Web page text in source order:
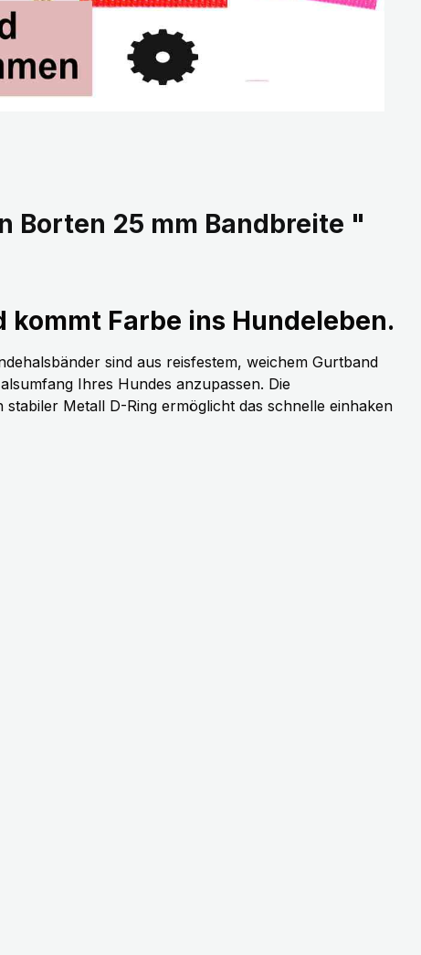
Borten 25 mm Bandbreite "
Farbe ins Hundeleben.
sind aus reisfestem, weichem Gurtband
Ihres Hundes anzupassen. Die
Metall D-Ring ermöglicht das schnelle einhaken